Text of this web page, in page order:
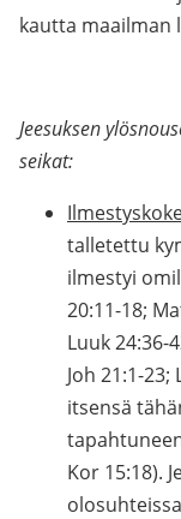
kautta maailman
Jeesuksen
seikat:
talletettu
ilmestyi
20:11-18;
Luuk 24:36-
Joh 21:1-
itsensä
Kor 15:18).